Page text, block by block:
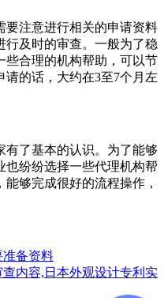
注意进行相关的申请资料
行及时的审查。一般为了稳
些合理的机构帮助，可以节
的话，大约在3至7个月左
了基本的认识。为了能够
也纷纷选择一些代理机构帮
够完成很好的流程操作，
准备资料
内容,日本外观设计专利实